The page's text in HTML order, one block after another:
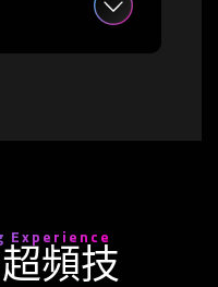
Experience
頻技